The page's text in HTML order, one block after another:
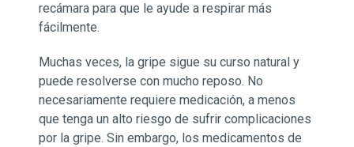
recámara para que le ayude a respirar más
fácilmente.
Muchas veces, la gripe sigue su curso natural y
puede resolverse con mucho reposo. No
necesariamente requiere medicación, a menos
que tenga un alto riesgo de sufrir complicaciones
por la gripe. Sin embargo, los medicamentos de